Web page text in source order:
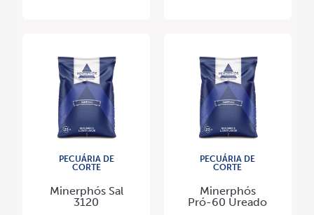
PECUÁRIA DE
CORTE
Minerphós Sal
3120
PECUÁRIA DE
CORTE
Minerphós
Pró-60 Ureado